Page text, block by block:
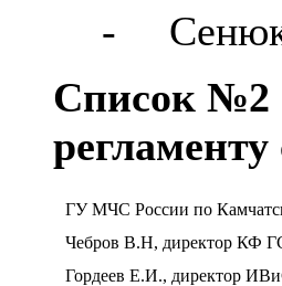
-
Список №2
ГУ МЧС России по
Чебров В.Н, директор КФ
Гордеев Е.И., директор